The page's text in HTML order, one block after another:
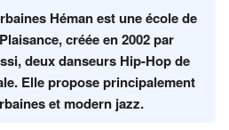
Héman est une école de
créée en 2002 par
deux danseurs Hip-Hop de
Elle propose principalement
et modern jazz.